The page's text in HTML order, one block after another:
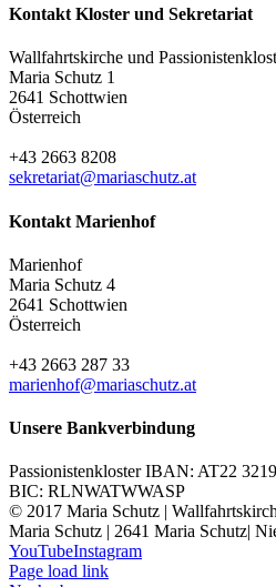
Kontakt Kloster und Sekretariat
Wallfahrtskirche und
Maria Schutz 1
2641 Schottwien
Österreich
+43 2663 8208
sekretariat@mariaschutz.at
Kontakt Marienhof
Marienhof
Maria Schutz 4
2641 Schottwien
Österreich
+43 2663 287 33
marienhof@mariaschutz.at
Unsere Bankverbindung
Passionistenkloster IBAN: AT22
BIC: RLNWATWWASP
© 2017 Maria Schutz |
Maria Schutz | 2641 Maria Schutz|
YouTubeInstagram
Page load link